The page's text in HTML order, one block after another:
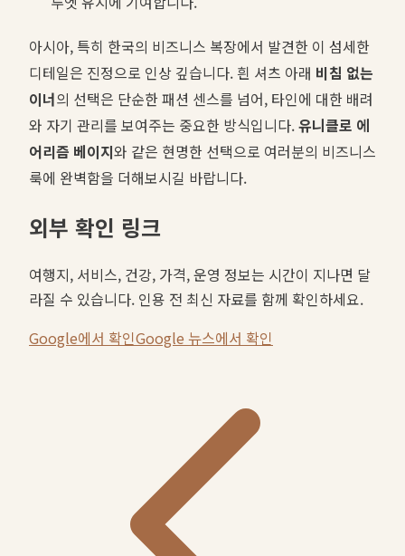
아시아, 특히 한국의 비즈니스 복장에서 발견한 이 섬세한
디테일은 진정으로 인상 깊습니다. 흰 셔츠 아래 비침 없는
이너의 선택은 단순한 패션 센스를 넘어, 타인에 대한 배려
와 자기 관리를 보여주는 중요한 방식입니다.유니클로 에
어리즘 베이지와 같은 현명한 선택으로 여러분의 비즈니스
룩에 완벽함을 더해보시길 바랍니다.
외부 확인 링크
여행지, 서비스, 건강, 가격, 운영 정보는 시간이 지나면 달
라질 수 있습니다. 인용 전 최신 자료를 함께 확인하세요.
Google에서 확인Google 뉴스에서 확인